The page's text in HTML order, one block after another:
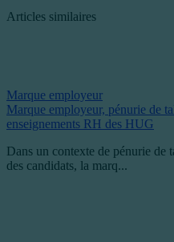
Articles similaires
Marque employeur
Marque employeur, pénurie de
enseignements RH des HUG
Dans un contexte de pénurie de
des candidats, la marq...